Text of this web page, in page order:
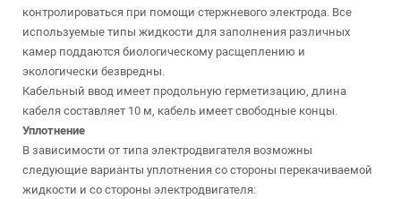
контролироваться при помощи стержневого электрода. Все
используемые типы жидкости для заполнения различных
камер поддаются биологическому расщеплению и
экологически безвредны.
Кабельный ввод имеет продольную герметизацию, длина
кабеля составляет 10 м, кабель имеет свободные концы.
Уплотнение
В зависимости от типа электродвигателя возможны
следующие варианты уплотнения со стороны перекачиваемой
жидкости и со стороны электродвигателя: